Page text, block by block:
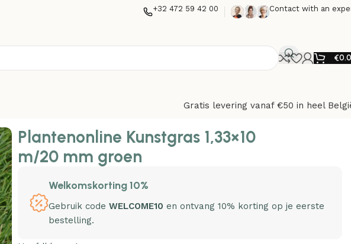
+32 472 59 42 00 Contact with an
€
Gratis levering vanaf €50 in heel
Plantenonline Kunstgras 1,33×10
m/20 mm groen
Welkomskorting 10%
Gebruik codeWELCOME10 en ontvang 10% korting op je eerste
bestelling.